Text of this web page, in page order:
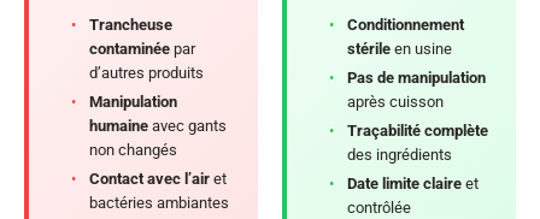
•
Trancheuse
contaminée par
d’autres produits
•
Manipulation
humaine avec gants
non changés
•
Contact avec l’air et
bactéries ambiantes
•
Conditionnement
stérile en usine
•
Pas de manipulation
après cuisson
•
Traçabilité complète
des ingrédients
•
Date limite claire et
contrôlée